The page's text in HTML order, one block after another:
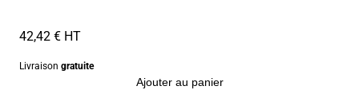
42,42 € HT
Livraison gratuite
Ajouter au panier